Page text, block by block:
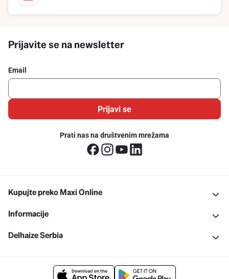
Prijavite se na newsletter
Email
Prijavi se
Prati nas na društvenim mrežama
Kupujte preko Maxi Online
Informacije
Delhaize Serbia